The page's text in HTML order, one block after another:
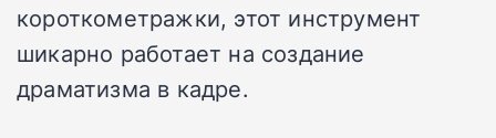
короткометражки, этот инструмент
шикарно работает на создание
драматизма в кадре.